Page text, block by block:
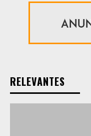
RELEVANTES